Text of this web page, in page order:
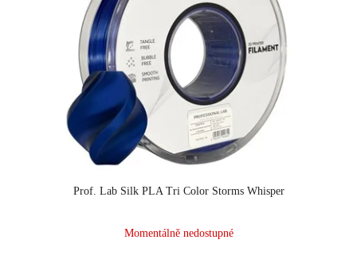
Prof. Lab Silk PLA Tri Color Storms Whisper
Momentálně nedostupné